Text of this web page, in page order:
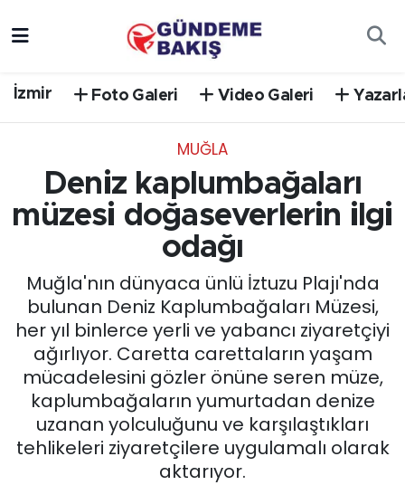
İzmir Foto Galeri Video Galeri
MUĞLA
Deniz kaplumbağaları
müzesi doğaseverlerin ilgi
odağı
Muğla'nın dünyaca ünlü İztuzu Plajı'nda
bulunan Deniz Kaplumbağaları Müzesi,
her yıl binlerce yerli ve yabancı ziyaretçiyi
ağırlıyor. Caretta carettaların yaşam
mücadelesini gözler önüne seren müze,
kaplumbağaların yumurtadan denize
uzanan yolculuğunu ve karşılaştıkları
tehlikeleri ziyaretçilere uygulamalı olarak
aktarıyor.
EGE
EKONOMİ
English News
GÜNCEL
KÜLTÜR SANAT
Süper Lig Puan Durumu ve Fikstür
Tüm Manşetler
Son Dakika Haberleri
Haber Arşivi